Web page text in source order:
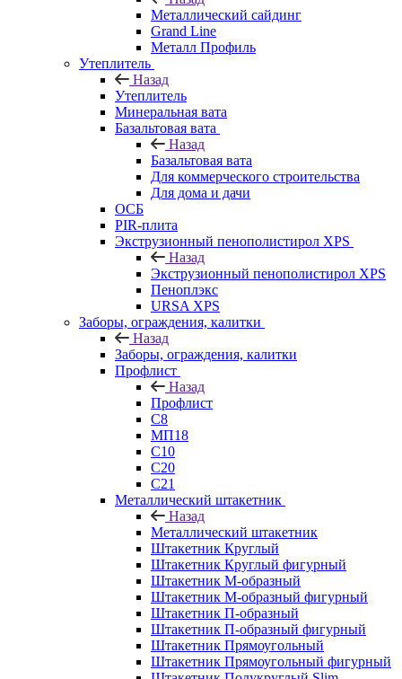
Металлический сайдинг
Grand Line
Металл Профиль
Утеплитель
Назад
Утеплитель
Минеральная вата
Базальтовая вата
Назад
Базальтовая вата
Для коммерческого строительства
Для дома и дачи
ОСБ
PIR-плита
Экструзионный пенополистирол XPS
Назад
Экструзионный пенополистирол XPS
Пеноплэкс
URSA XPS
Заборы, ограждения, калитки
Назад
Заборы, ограждения, калитки
Профлист
Назад
Профлист
С8
МП18
С10
С20
С21
Металлический штакетник
Назад
Металлический штакетник
Штакетник Круглый
Штакетник Круглый фигурный
Штакетник М-образный
Штакетник М-образный фигурный
Штакетник П-образный
Штакетник П-образный фигурный
Штакетник Прямоугольный
Штакетник Прямоугольный фигурный